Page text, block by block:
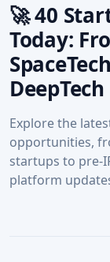
🚀 40
Today:
DeepTech
Explore the
opportunities,
startups to pre-
platform